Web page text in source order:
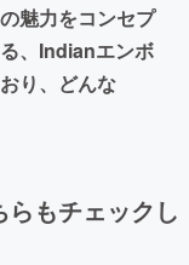
魅力をコンセプ
、Indianエンボ
り、どんな
もチェックし